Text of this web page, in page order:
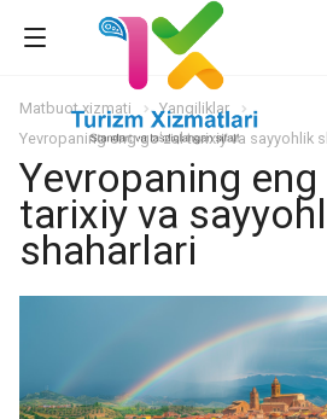
Matbuot xizmati
Yangiliklar
Yevropaning eng goʻzal tarixiy va sayyohlik
Yevropaning eng
tarixiy va
shaharlari